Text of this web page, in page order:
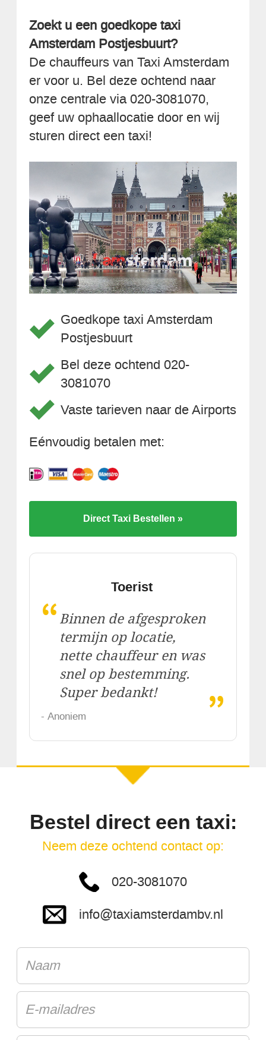
Zoekt u een goedkope taxi
Amsterdam Postjesbuurt?
De chauffeurs van Taxi Amsterdam
er voor u. Bel deze ochtend naar
onze centrale via 020-3081070,
geef uw ophaallocatie door en wij
sturen direct een taxi!
Goedkope taxi Amsterdam
Postjesbuurt
Bel deze ochtend 020-
3081070
Vaste tarieven naar de Airports
Eénvoudig betalen met:
Direct Taxi Bestellen »
Toerist
“ Binnen de afgesproken
termijn op locatie,
nette chauffeur en was
snel op bestemming.
Super bedankt!
„
- Anoniem
Bestel direct een taxi:
Neem deze ochtend contact op:
020-3081070
info@taxiamsterdambv.nl